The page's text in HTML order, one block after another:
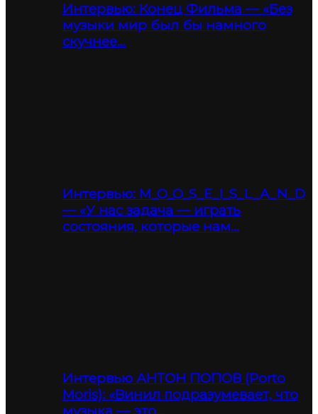
Интервью: Конец Фильма — «Без
музыки мир был бы намного
скучнее…
Интервью: M_O_O_S_E_I_S_L_A_N_D
— «У нас задача — играть
состояния, которые нам…
Интервью АНТОН ПОПОВ (Porto
Moris): «Винил подразумевает, что